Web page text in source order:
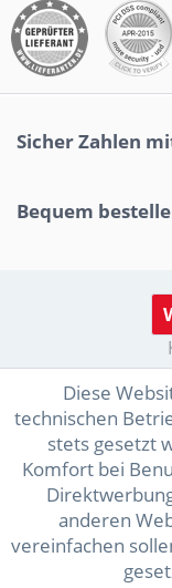
Sicher Zahlen
Bequem
Diese
technischen
stets gesetzt
Komfort bei
anderen
vereinfachen